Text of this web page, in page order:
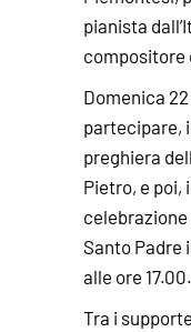
pianista
compositore
Domenica
partecipare,
preghiera
Pietro, e poi,
Santo Padre
alle ore 17.00.
Tra i